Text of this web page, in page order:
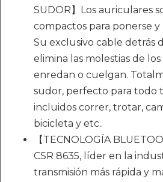
SUDOR】Los auriculares
compactos para ponerse
Su exclusivo cable detrás
elimina las molestias de
enredan o cuelgan.
sudor, perfecto para todo
incluidos correr, trotar,
bicicleta y etc..
【TECNOLOGÍA
CSR 8635, líder en la
transmisión más rápida y